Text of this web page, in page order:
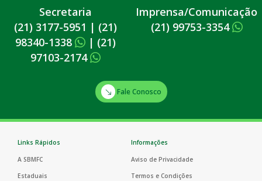
Secretaria
(21) 3177-5951 | (21)
98340-1338
| (21)
97103-2174
Imprensa/Comunicação
(21) 99753-3354
Fale Conosco
Links Rápidos
A SBMFC
Estaduais
Informações
Aviso de Privacidade
Termos e Condições